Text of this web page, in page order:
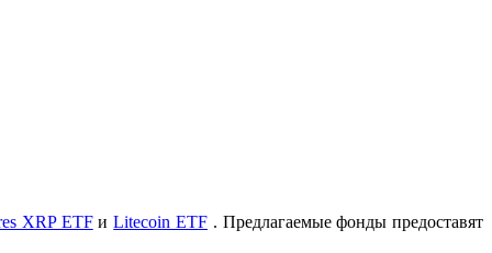
XRP ETFиLitecoin ETF . Предлагаемые фонды предоставят